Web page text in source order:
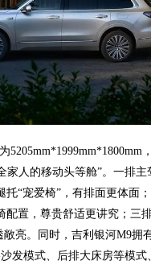
家人的移动头等舱”。一排
“宠爱椅”，有排面更体面
置，尊贵舒适更讲究；三
亮。同时，吉利银河M9拥
发模式、后排大床房等模